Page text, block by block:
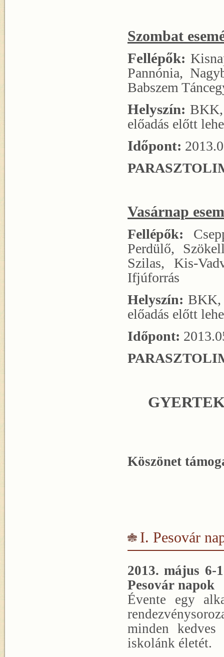
Szombat
Fellépők:
Pannónia,
Babszem
Helyszín: BKK,
előadás előtt
Időpont:
Vasárnap
Fellépők:
Perdülő,
Szilas, Kis-
Ifjúforrás
Helyszín:BKK,
előadás előtt
Időpont:
Köszönet
I. Pesovár
2013. május 6-
Pesovár napok
Évente egy
minden
iskolánk életét.